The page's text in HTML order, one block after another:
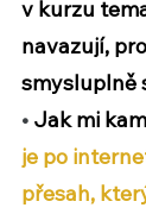
v kurzu
navazují,
smysluplně
• Jak mi
je po
přesah,